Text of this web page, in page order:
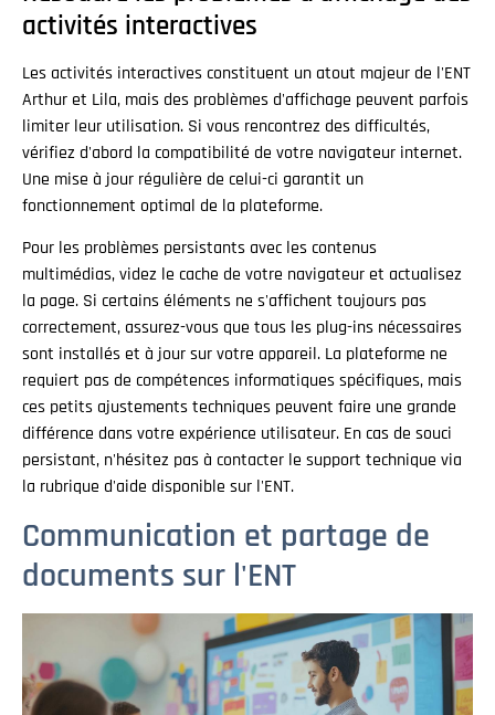
activités interactives
Les activités interactives constituent un atout majeur de l'ENT
Arthur et Lila, mais des problèmes d'affichage peuvent parfois
limiter leur utilisation. Si vous rencontrez des difficultés,
vérifiez d'abord la compatibilité de votre navigateur internet.
Une mise à jour régulière de celui-ci garantit un
fonctionnement optimal de la plateforme.
Pour les problèmes persistants avec les contenus
multimédias, videz le cache de votre navigateur et actualisez
la page. Si certains éléments ne s'affichent toujours pas
correctement, assurez-vous que tous les plug-ins nécessaires
sont installés et à jour sur votre appareil. La plateforme ne
requiert pas de compétences informatiques spécifiques, mais
ces petits ajustements techniques peuvent faire une grande
différence dans votre expérience utilisateur. En cas de souci
persistant, n'hésitez pas à contacter le support technique via
la rubrique d'aide disponible sur l'ENT.
Communication et partage de
documents sur l'ENT